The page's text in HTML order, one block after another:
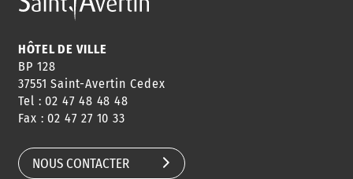
ANNUAIRE
HORAIRES
CONSEILS
DE QUARTIER
HÔTEL DE VILLE
BP 128
37551 Saint-Avertin Cedex
Tel : 02 47 48 48 48
Fax : 02 47 27 10 33
NOUS CONTACTER